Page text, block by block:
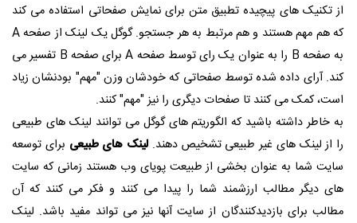
از تکنیک های پیچیده تطبیق متن برای نمایش صفحاتی استفاده می کند
که هم مهم هستند و هم مرتبط به هر جستجو. گوگل یک لینک از صفحه A
به صفحه B را به عنوان یک رای توسط صفحه A برای صفحه B تفسیر می
کند. آرای داده شده توسط صفحاتی که خودشان وزن "مهم" بودنشان زیاد
است، کمک می کنند تا صفحات دیگری را نیز "مهم" کنند.
به خاطر داشته باشید که الگوریتم های گوگل می توانند لینک های طبیعی
را از لینک های غیر طبیعی تشخیص دهند.لینک های طبیعی برای توسعه
سایت شما به عنوان بخشی از طبیعت پویای وب هستند زمانی که سایت
های دیگر مطالب ارزشمند شما را پیدا می کنند و فکر می کنند که آن
مطالب برای بازدیدکنندگان از سایت آنها نیز می تواند مفید باشد. لینک